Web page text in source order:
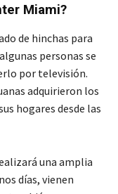
Miami?
de hinchas para
personas se
por televisión.
adquirieron los
hogares desde las
una amplia
días, vienen